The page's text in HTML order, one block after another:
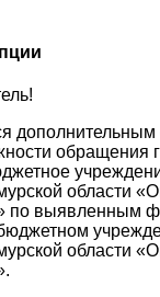
обращения
области
по выявленным
области